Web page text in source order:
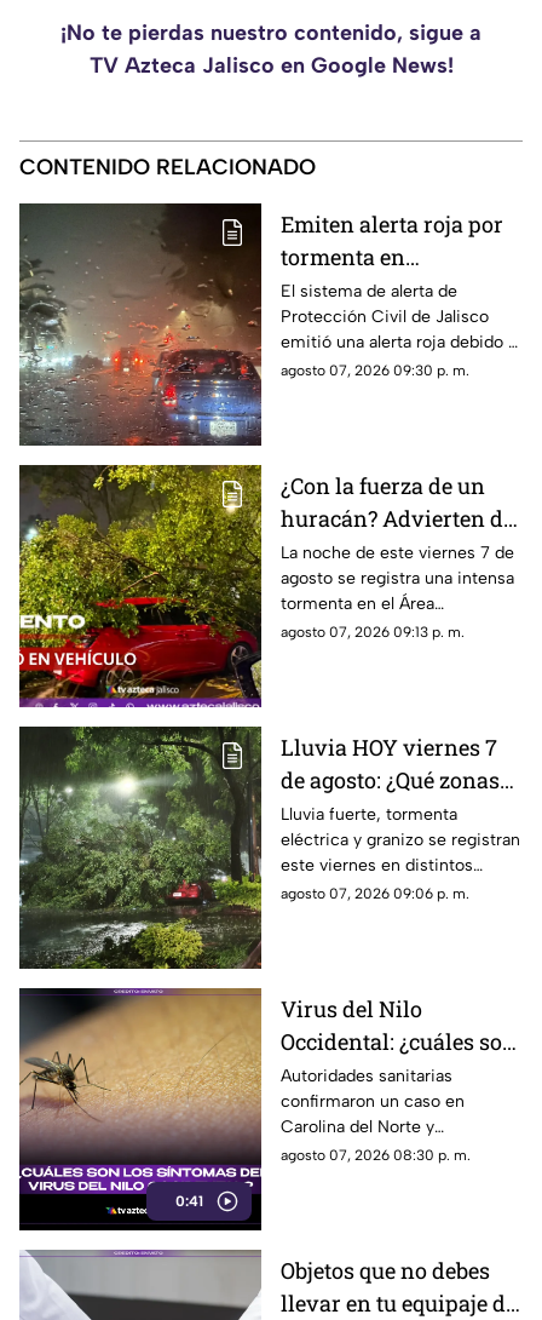
¡No te pierdas nuestro contenido, sigue a
TV Azteca Jalisco en Google News!
CONTENIDO RELACIONADO
Emiten alerta roja por
tormenta en
Guadalajara; advierten
de caída de árboles e
inundaciones
El sistema de alerta de
Protección Civil de Jalisco
emitió una alerta roja debido a
la fuerte tormenta que se
agosto 07, 2026 09:30 p. m.
¿Con la fuerza de un
huracán? Advierten de
FUERTES RACHAS DE
VIENTO superiores a
los 60 km/h durante
lluvia en Guadalajara
La noche de este viernes 7 de
agosto se registra una intensa
tormenta en el Área
Metropolitana de Guadalajara,
agosto 07, 2026 09:13 p. m.
Lluvia HOY viernes 7
de agosto: ¿Qué zonas
de Guadalajara están
afectadas?
Lluvia fuerte, tormenta
eléctrica y granizo se registran
este viernes en distintos
puntos de Guadalajara y
agosto 07, 2026 09:06 p. m.
0:41
Virus del Nilo
Occidental: ¿cuáles son
los síntomas tras una
picadura de mosquito?
Autoridades sanitarias
confirmaron un caso en
Carolina del Norte y
detectaron el virus en
agosto 07, 2026 08:30 p. m.
Objetos que no debes
llevar en tu equipaje de